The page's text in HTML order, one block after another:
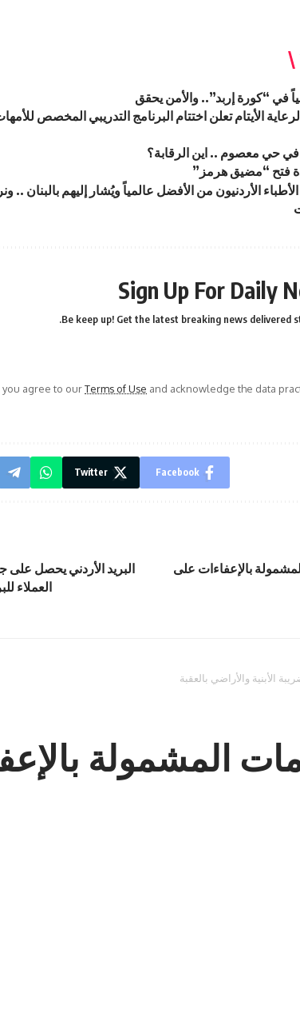
في “كورة إربد”.. والأمن يحقق
الأيتام تعلن اختتام البرنامج التدريبي المخصص
في حي معصوم .. اين الرقابة؟
فتح “مضيق هرمز”
الأردنيون من الأفضل عالمياً ويُشار إليهم بالبنان ..
Sign Up For Daily
Be keep up! Get the latest breaking news delivered
you agree to ourTerms of Use and acknowledge the data
Facebook
Twitter
المشمولة بالإعفاءات على
البريد الأردني يحصل على
العملاء
المشمولة